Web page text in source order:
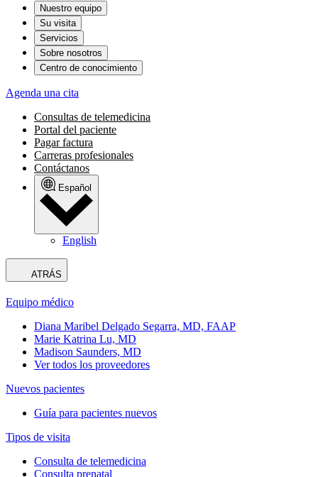
Nuestro equipo
Su visita
Servicios
Sobre nosotros
Centro de conocimiento
Agenda una cita
Consultas de telemedicina
Portal del paciente
Pagar factura
Carreras profesionales
Contáctanos
Español
English
ATRÁS
Equipo médico
Diana Maribel Delgado Segarra, MD, FAAP
Marie Katrina Lu, MD
Madison Saunders, MD
Ver todos los proveedores
Nuevos pacientes
Guía para pacientes nuevos
Tipos de visita
Consulta de telemedicina
Consulta prenatal